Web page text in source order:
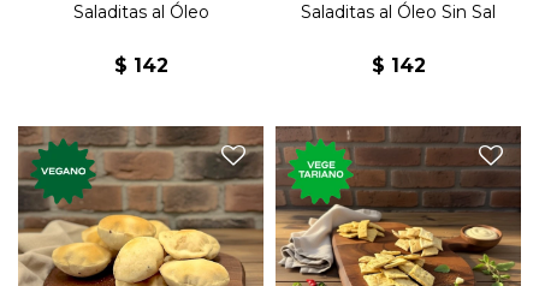
Saladitas al Óleo
$ 142
Saladitas al Óleo Sin Sal
$ 142
Galletas premium veganas.
Nuevos sabores, elaboradas
artesanalmente.
Snacks horneados de masa
madre, con cebolla y ají,
tomate y orégano, y queso y
pimienta.